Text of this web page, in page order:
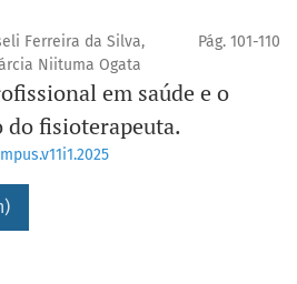
Ferreira da Silva,
Niituma Ogata
Pág. 101-110
em saúde e o
fisioterapeuta.